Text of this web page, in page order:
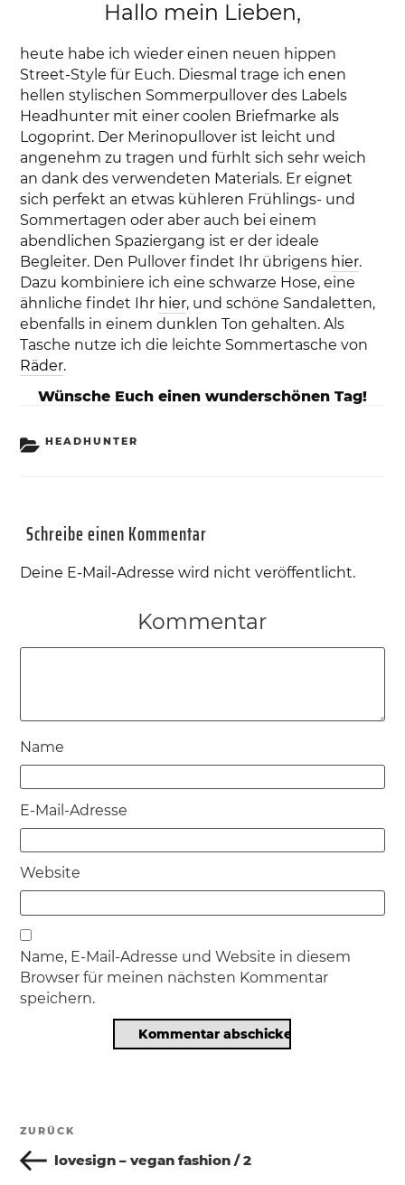
Hallo mein Lieben,
heute habe ich wieder einen neuen hippen
Street-Style für Euch. Diesmal trage ich enen
hellen stylischen Sommerpullover des Labels
Headhunter mit einer coolen Briefmarke als
Logoprint. Der Merinopullover ist leicht und
angenehm zu tragen und fürhlt sich sehr weich
an dank des verwendeten Materials. Er eignet
sich perfekt an etwas kühleren Frühlings- und
Sommertagen oder aber auch bei einem
abendlichen Spaziergang ist er der ideale
Begleiter. Den Pullover findet Ihr übrigens hier.
Dazu kombiniere ich eine schwarze Hose, eine
ähnliche findet Ihr hier, und schöne Sandaletten,
ebenfalls in einem dunklen Ton gehalten. Als
Tasche nutze ich die leichte Sommertasche von
Räder.
Wünsche Euch einen wunderschönen Tag!
KATEGORIEN
HEADHUNTER
Schreibe einen Kommentar
Deine E-Mail-Adresse wird nicht veröffentlicht.
Kommentar
Name
E-Mail-Adresse
Website
Name, E-Mail-Adresse und Website in diesem
Browser für meinen nächsten Kommentar
speichern.
Beitragsnavigation
Vorheriger
Beitrag
ZURÜCK
lovesign – vegan fashion / 2